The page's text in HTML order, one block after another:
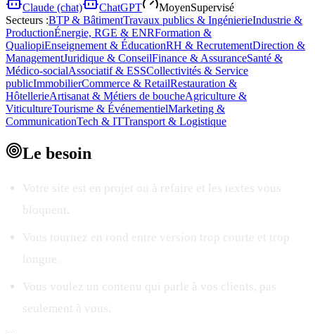
Claude (chat) ChatGPT MoyenSupervisé
Secteurs :BTP & BâtimentTravaux publics & IngénierieIndustrie &
ProductionÉnergie, RGE & ENRFormation &
QualiopiEnseignement & ÉducationRH & RecrutementDirection &
ManagementJuridique & ConseilFinance & AssuranceSanté &
Médico-socialAssociatif & ESSCollectivités & Service
publicImmobilierCommerce & RetailRestauration &
HôtellerieArtisanat & Métiers de boucheAgriculture &
ViticultureTourisme & ÉvénementielMarketing &
CommunicationTech & ITTransport & Logistique
Le besoin
Votre site est en projet ou à refaire et les textes vous
bloquent.
Vous tournez en rond entre version trop courte et trop
longue.
Vous voulez un contenu qui parle à vos clients, pas
seulement à vous.